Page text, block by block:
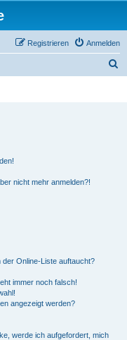
Anmelden
Registrieren
nicht mehr anmelden?!
Online-Liste auftaucht?
immer noch falsch!
angezeigt werden?
werde ich aufgefordert, mich